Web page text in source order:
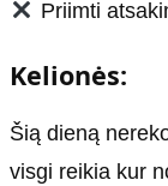
Priimti
Kelionės:
Šią dieną
visgi reikia kur